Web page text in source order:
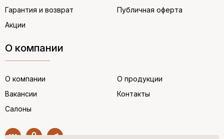
Гарантия и возврат
Акции
Публичная оферта
О компании
О компании
Вакансии
Салоны
О продукции
Контакты